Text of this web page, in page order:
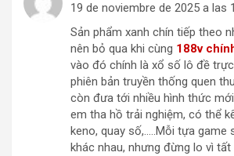
19 de noviembre de 2025 a las
Sản phẩm xanh chín tiếp theo
nên bỏ qua khi cùng 188v
vào đó chính là xổ số lô đề
phiên bản truyền thống quen
còn đưa tới nhiều hình thức
em tha hồ trải nghiệm, có thể
keno, quay số,…..Mỗi tựa game
khác nhau, nhưng đừng lo vì